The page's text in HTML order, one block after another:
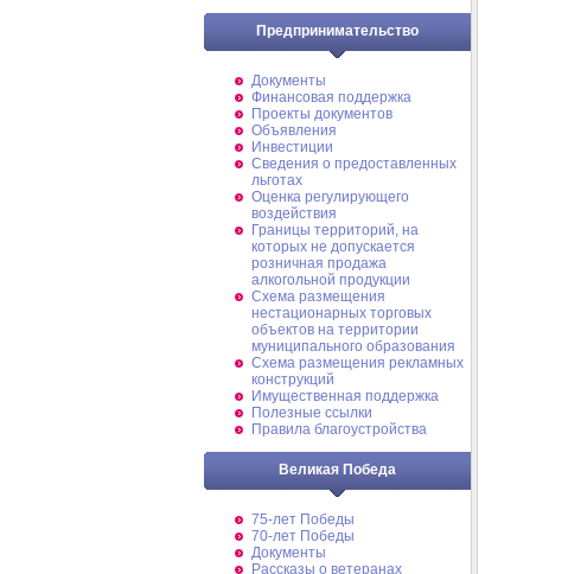
Предпринимательство
Документы
Финансовая поддержка
Проекты документов
Объявления
Инвестиции
Сведения о предоставленных
льготах
Оценка регулирующего
воздействия
Границы территорий, на
которых не допускается
розничная продажа
алкогольной продукции
Схема размещения
нестационарных торговых
объектов на территории
муниципального образования
Схема размещения рекламных
конструкций
Имущественная поддержка
Полезные ссылки
Правила благоустройства
Великая Победа
75-лет Победы
70-лет Победы
Документы
Рассказы о ветеранах